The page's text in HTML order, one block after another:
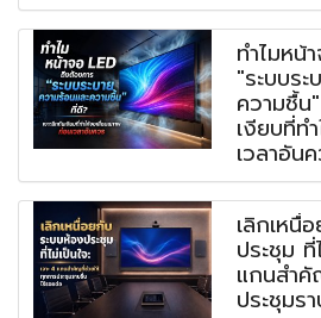
ทำไมหน้
"ระบบร
ความชื้น
เงียบที่ท
เวลาอัน
เลิกเหนื่
ประชุม ที่
แกนสำ
ประชุมร